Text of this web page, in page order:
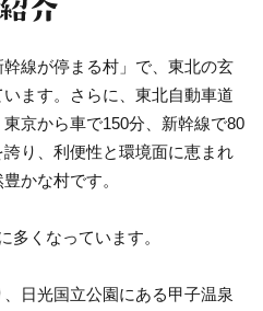
線が停まる村」で、東北の玄
ます。さらに、東北自動車道
京から車で150分、新幹線で80
り、利便性と環境面に恵まれ
かな村です。
くなっています。
日光国立公園にある甲子温泉